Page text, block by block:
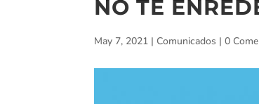
NO TE
May 7, 2021 | Comunicados |0